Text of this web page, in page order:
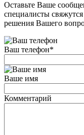
Оставьте Ваше
специалисты
решения Вашего
Ваш телефон*
Ваше имя
Комментарий